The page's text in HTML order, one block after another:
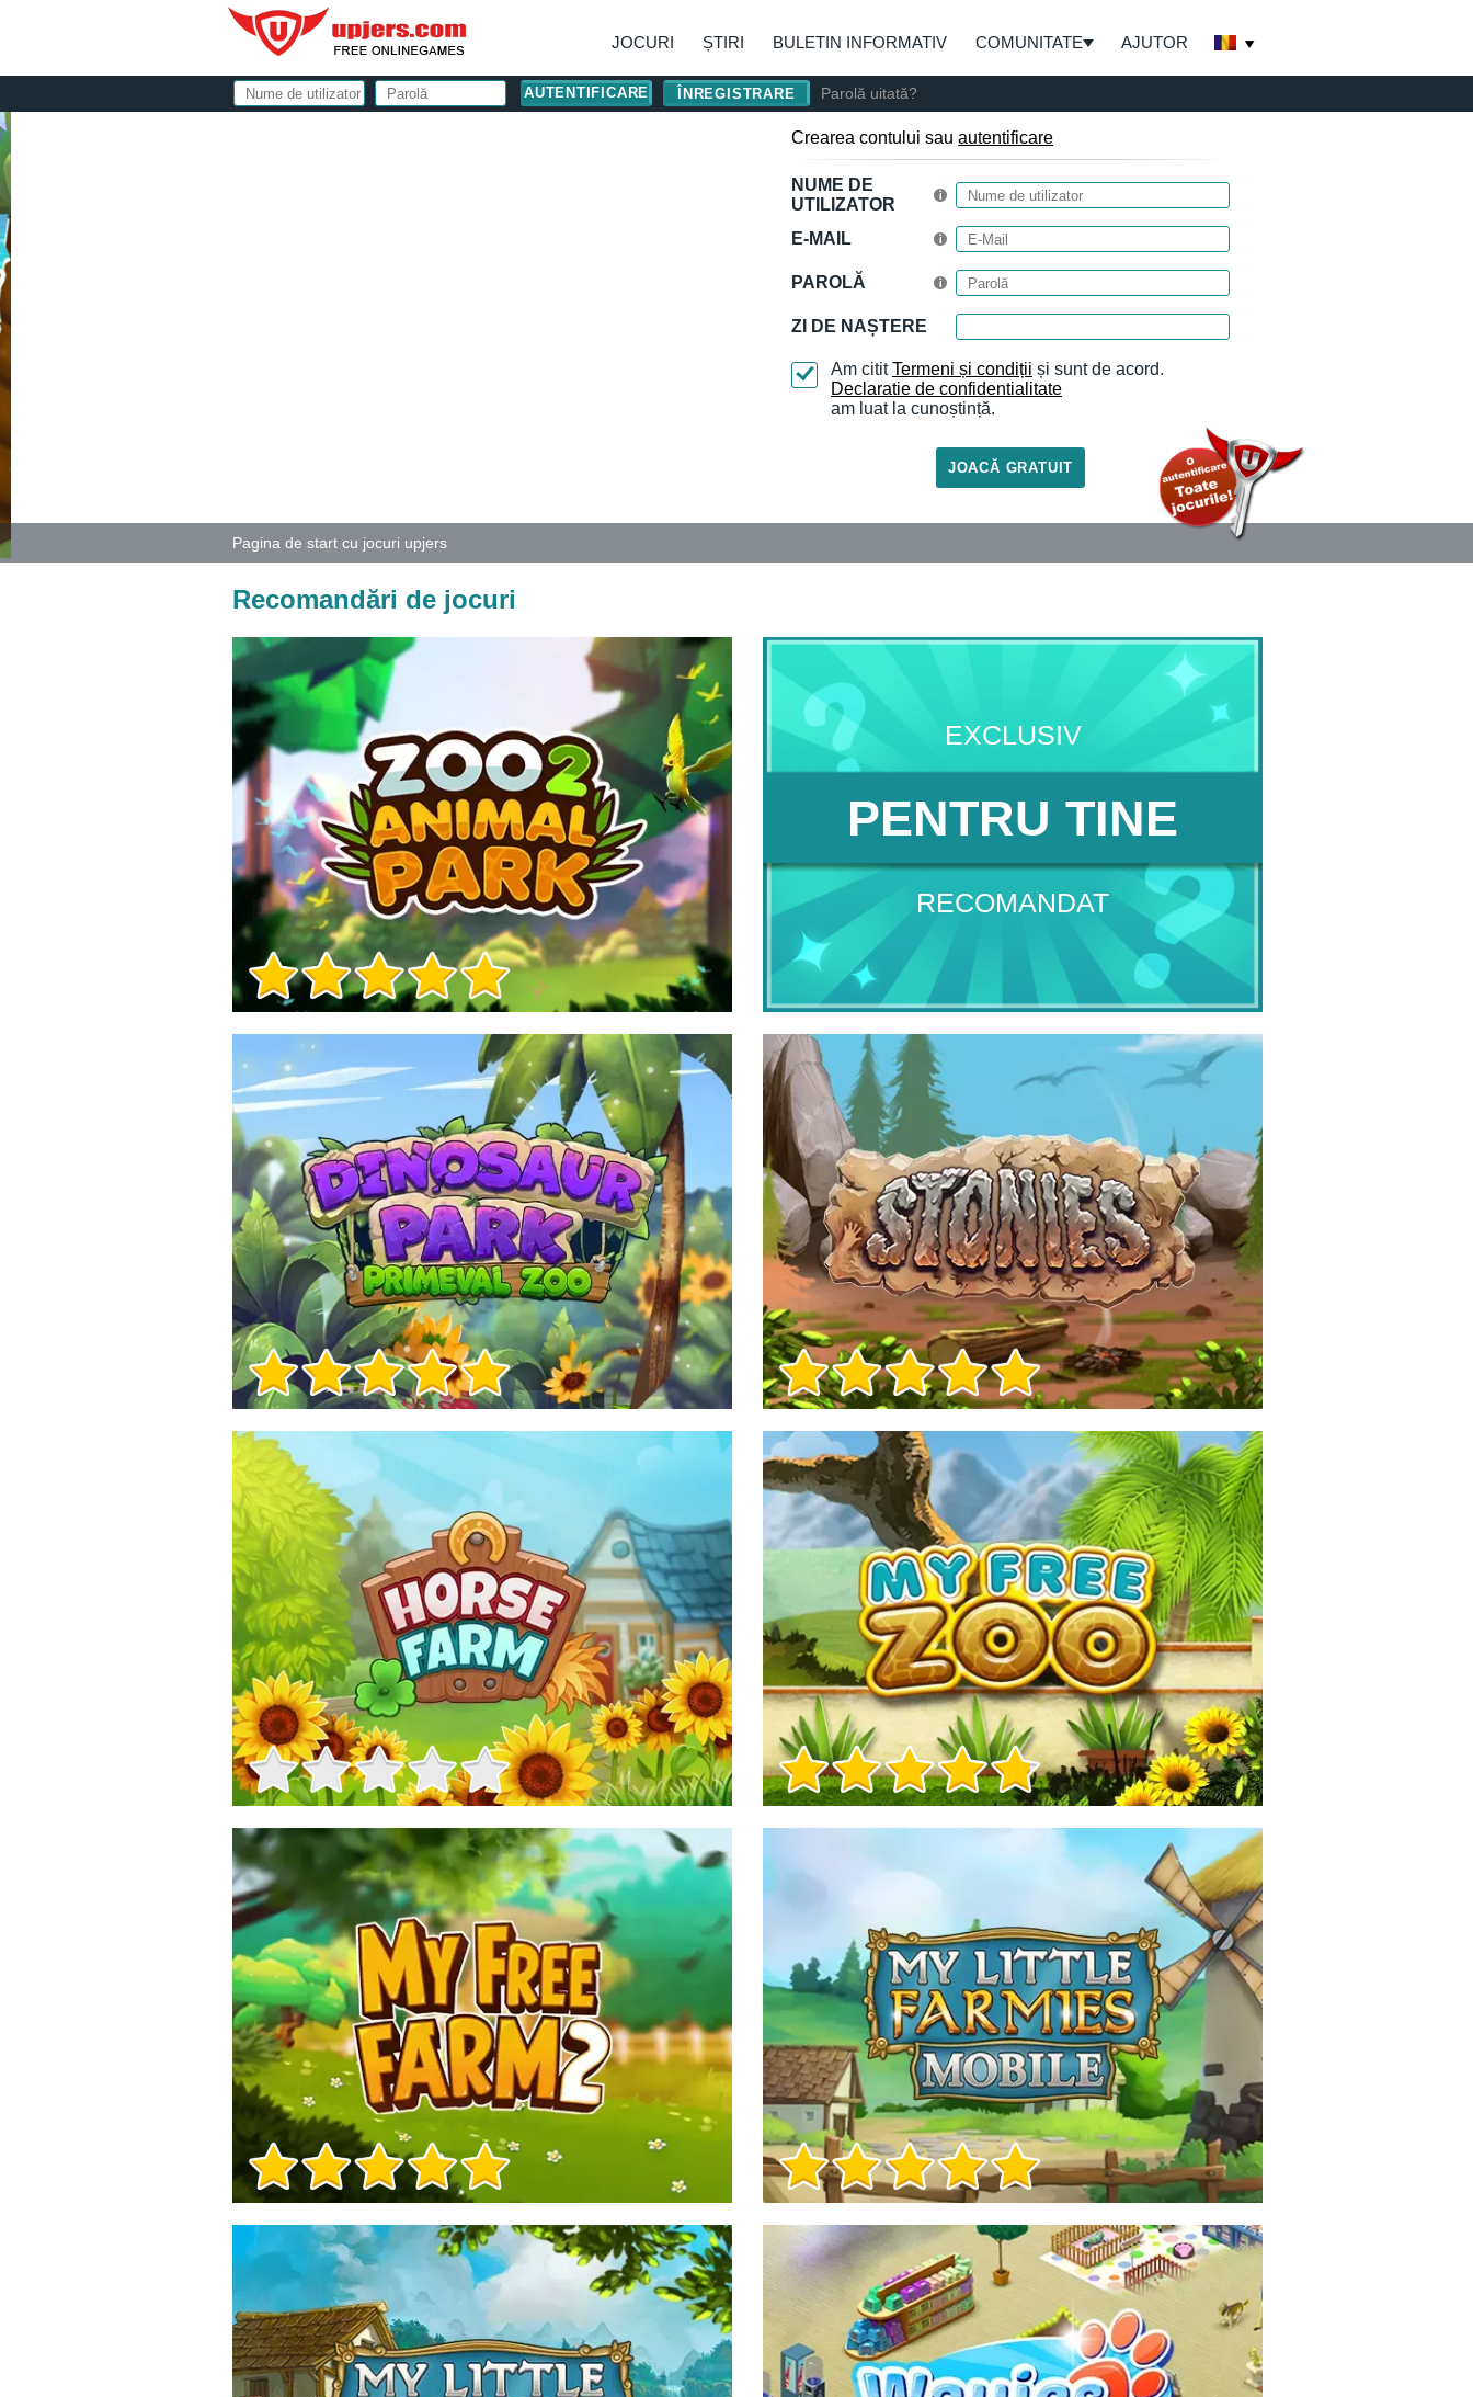
JOCURI ȘTIRI BULETIN INFORMATIV COMUNITATE AJUTOR
ÎNREGISTRARE Parolă uitată?
Crearea contului sau autentificare
NUME DE
UTILIZATOR
E-MAIL
PAROLĂ
ZI DE NAȘTERE
Am cititTermeni și condiții și sunt de acord.
Declaratie de confidentialitate
am luat la cunoștință.
Pagina de start cu jocuri upjers
Recomandări de jocuri
Informații despre joc
EXCLUSIV
PENTRU TINE
RECOMANDAT
Informații despre joc
Informații despre joc
Informații despre joc
Informații despre joc